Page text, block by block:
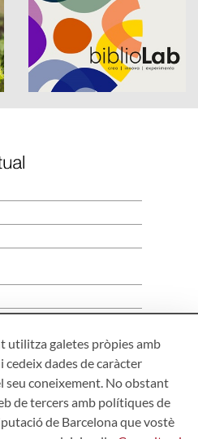
utilitza galetes pròpies amb
dades de caràcter
seu coneixement. No obstant
de tercers amb polítiques de
de Barcelona que vostè